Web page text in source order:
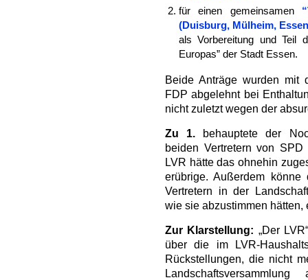
für einen gemeinsamen
(Duisburg, Mülheim,
als Vorbereitung und Teil
Europas” der Stadt Essen.
Beide Anträge wurden mit
FDP abgelehnt bei
nicht zuletzt wegen der
Zu 1. behauptete der
beiden Vertretern von
LVR hätte das ohnehin
erübrige. Außerdem
Vertretern in der
wie sie abzustimmen
Zur Klarstellung: „Der
über die im LVR-
Rückstellungen, die nicht